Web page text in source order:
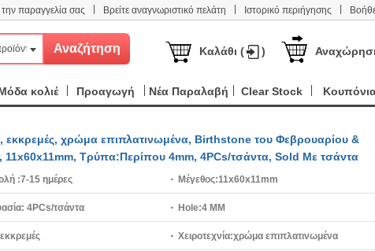
παραγγελία σας Βρείτε αναγνωριστικό πελάτη Ιστορικό περιήγησης
Καλάθι ( )
κολιέ Προαγωγή Νέα Παραλαβή Clear Stock
χρώμα επιπλατινωμένα, Birthstone του Φεβρουαρίου &
11x60x11mm, Τρύπα:Περίπου 4mm, 4PCs/τσάντα, Sold Με τσάντα
:7-15 ημέρες Μέγεθος:11x60x11mm
4PCs/τσάντα Hole:4 MM
εκκρεμές Χειροτεχνία:χρώμα επιπλατινωμένα